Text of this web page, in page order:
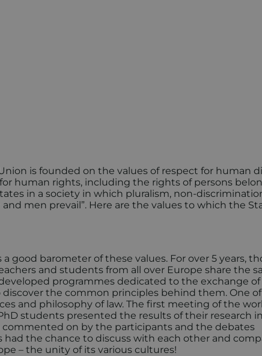
is founded on the values of respect for human
human rights, including the rights of persons
in a society in which pluralism, non-
men prevail”. Here are the values to which the
good barometer of these values. For over 5 years,
and students from all over Europe share the
programmes dedicated to the exchange of
the common principles behind them. One of
and philosophy of law. The first meeting of the
students presented the results of their research
commented on by the participants and the debates
the chance to discuss with each other and
– the unity of its various cultures!